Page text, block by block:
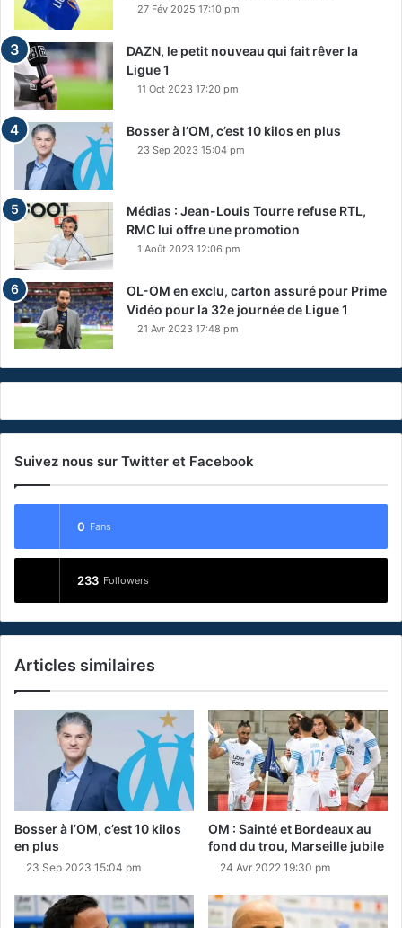
27 Fév 2025 17:10 pm
DAZN, le petit nouveau qui fait rêver la
Ligue 1
11 Oct 2023 17:20 pm
Bosser à l’OM, c’est 10 kilos en plus
23 Sep 2023 15:04 pm
Médias : Jean-Louis Tourre refuse RTL,
RMC lui offre une promotion
1 Août 2023 12:06 pm
OL-OM en exclu, carton assuré pour Prime
Vidéo pour la 32e journée de Ligue 1
21 Avr 2023 17:48 pm
Suivez nous sur Twitter et Facebook
0 Fans
233 Followers
Articles similaires
Bosser à l’OM, c’est 10 kilos
en plus
23 Sep 2023 15:04 pm
OM : Sainté et Bordeaux au
fond du trou, Marseille jubile
24 Avr 2022 19:30 pm